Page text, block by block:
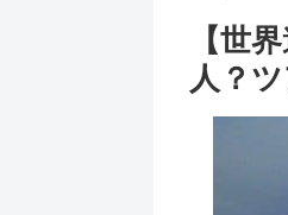
【世
人？ツ